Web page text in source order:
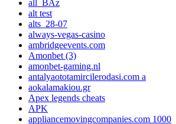
all_BAz
alt test
alts_28-07
always-vegas-casino
ambridgeevents.com
Amonbet (3)
amonbet-gaming.nl
antalyaototamircilerodasi.com a
aokalamakiou.gr
Apex legends cheats
APK
appliancemovingcompanies.com 1000